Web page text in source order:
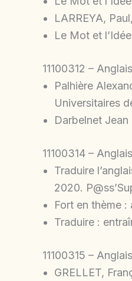
LARREYA,
Le Mot et
11100312 –
Palhière
Universitaires
Darbelnet
11100314 –
Traduire
2020.
Fort en thème
Traduire :
11100315 –
GRELLET,